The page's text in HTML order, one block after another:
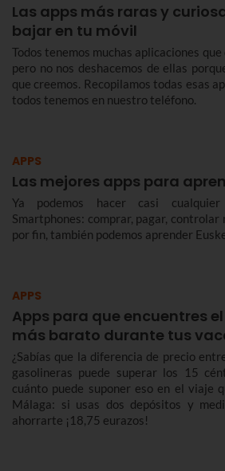
Las apps más raras y
bajar en tu móvil
Todos tenemos muchas aplicaciones que
pero no nos deshacemos de ellas
que creemos. Recopilamos todas esas
todos tenemos en nuestro teléfono.
APPS
Las mejores apps para
Ya podemos hacer casi
Smartphones: comprar, pagar, controlar
por fin, también podemos aprender
APPS
Apps para que encuentres
más barato durante tus
¿Sabías que la diferencia de precio
gasolineras puede superar los 15
cuánto puede suponer eso en el viaje
Málaga: si usas dos depósitos y
ahorrarte ¡18,75 eurazos!